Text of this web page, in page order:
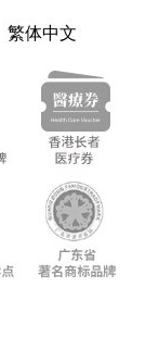
繁体中文